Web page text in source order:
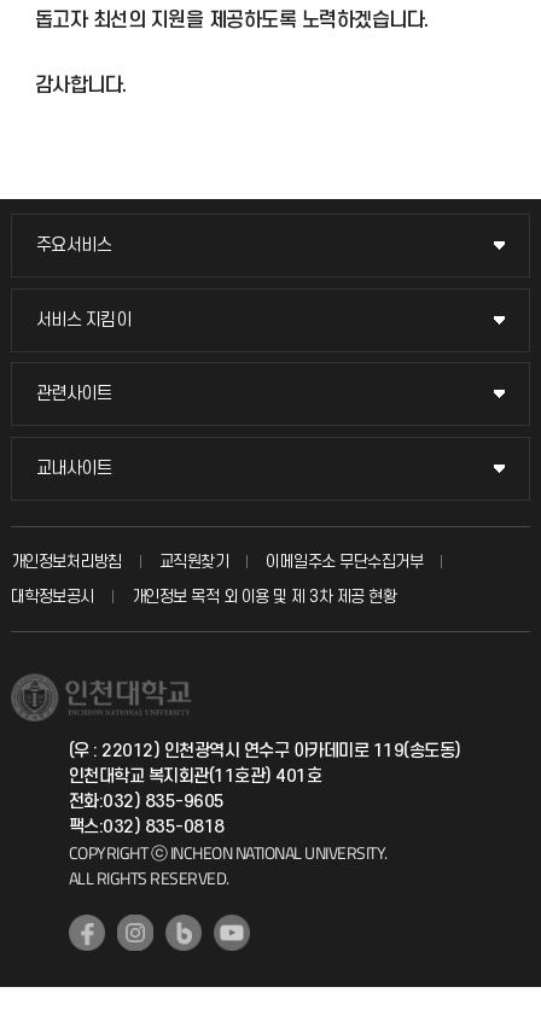
돕고자 최선의 지원을 제공하도록 노력하겠습니다.
감사합니다.
주요서비스
주요서비스
교무회의방송
입학안내
취업정보(학생)
서비스 지킴이
서비스 지킴이
묻고 답하기
칭찬마당
학생서비스 지킴이
관련사이트
관련사이트
국방헬프콜
총동문회
교내사이트
교내사이트
교수회
교육혁신본부
국제지원과
공자아카데미
기초교육원
개인정보처리방침 교직원찾기
이메일주소 무단수집거부
대학정보공시
개인정보 목적 외 이용 및 제 3차 제공 현황
(우 : 22012) 인천광역시 연수구 아카데미로 119(송도동)
인천대학교 복지회관(11호관) 401호
전화:032) 835-9605
팩스:032) 835-0818
COPYRIGHT ⓒ INCHEON NATIONAL UNIVERSITY.
ALL RIGHTS RESERVED.